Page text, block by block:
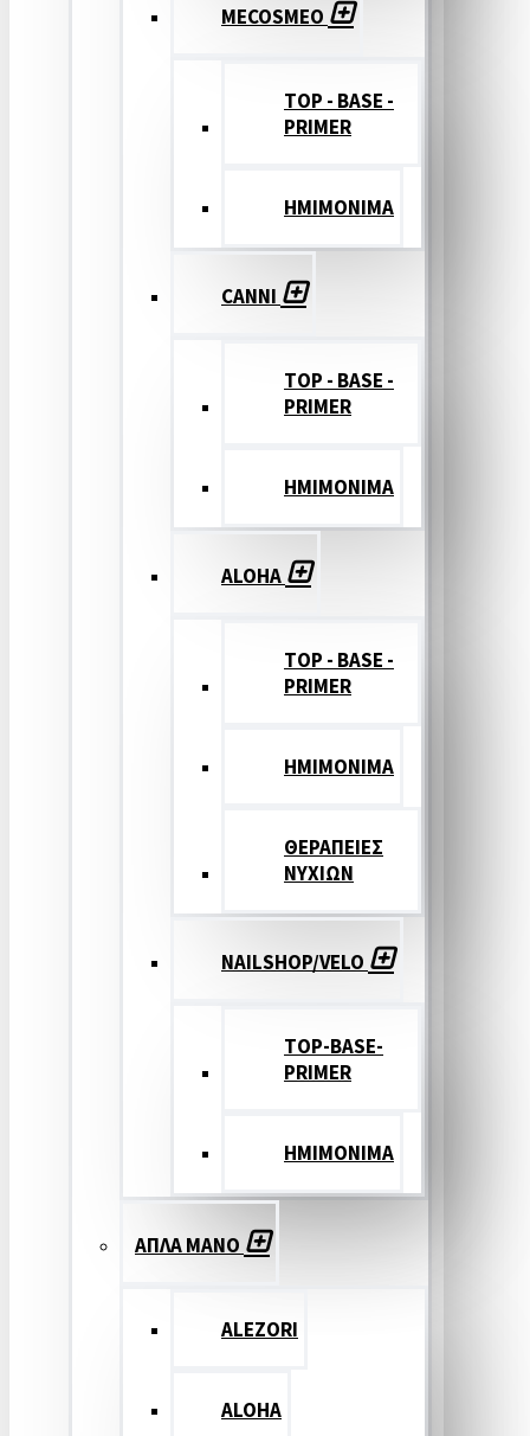
MECOSMEO
TOP - BASE -
PRIMER
ΗΜΙΜΟΝΙΜΑ
CANNI
TOP - BASE -
PRIMER
ΗΜΙΜΟΝΙΜΑ
ALOHA
TOP - BASE -
PRIMER
ΗΜΙΜΟΝΙΜΑ
ΘΕΡΑΠΕΙΕΣ
ΝΥΧΙΩΝ
NAILSHOP/VELO
TOP-BASE-
PRIMER
ΗΜΙΜΟΝΙΜΑ
ΑΠΛΑ ΜΑΝΟ
ALEZORI
ALOHA